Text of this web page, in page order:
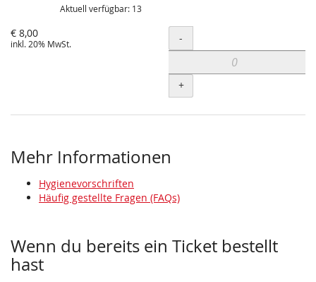
Aktuell verfügbar: 13
€ 8,00
inkl. 20% MwSt. Menge
-
+
Mehr Informationen
Hygienevorschriften
Häufig gestellte Fragen (FAQs)
Wenn du bereits ein Ticket bestellt
hast